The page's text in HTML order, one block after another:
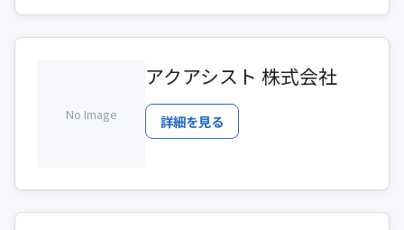
No Image
アクアシスト 株式会社
詳細を見る